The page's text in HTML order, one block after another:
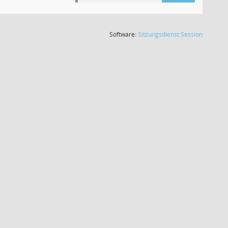
Software:SitzungsdienstSession(Wird in